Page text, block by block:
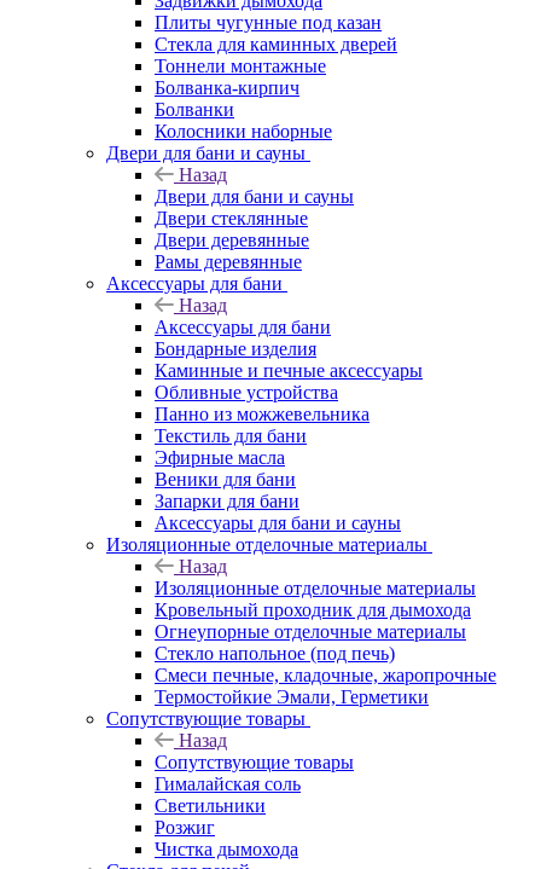
Плиты чугунные под казан
Стекла для каминных дверей
Тоннели монтажные
Болванка-кирпич
Болванки
Колосники наборные
Двери для бани и сауны
Назад
Двери для бани и сауны
Двери стеклянные
Двери деревянные
Рамы деревянные
Аксессуары для бани
Назад
Аксессуары для бани
Бондарные изделия
Каминные и печные аксессуары
Обливные устройства
Панно из можжевельника
Текстиль для бани
Эфирные масла
Веники для бани
Запарки для бани
Аксессуары для бани и сауны
Изоляционные отделочные материалы
Назад
Изоляционные отделочные материалы
Кровельный проходник для дымохода
Огнеупорные отделочные материалы
Стекло напольное (под печь)
Смеси печные, кладочные, жаропрочные
Термостойкие Эмали, Герметики
Сопутствующие товары
Назад
Сопутствующие товары
Гималайская соль
Светильники
Розжиг
Чистка дымохода